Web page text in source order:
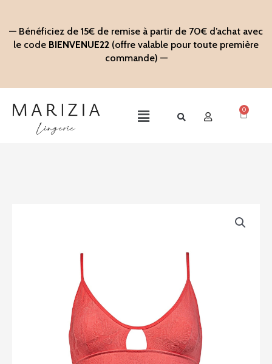
contenu
— Bénéficiez de 15€ de remise à partir de 70€ d’achat avec
le code BIENVENUE22 (offre valable pour toute première
commande) —
Main
0
Panier